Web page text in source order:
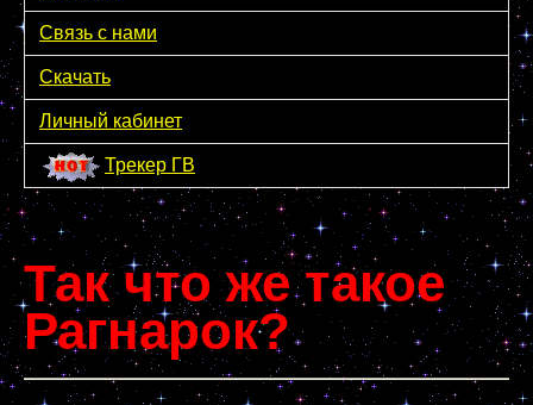
Связь с нами
Скачать
Личный кабинет
Трекер ГВ
Так что же такое
Рагнарок?